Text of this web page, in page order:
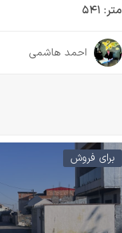
متر: ۵۴۱
احمد هاشمی
برای فروش